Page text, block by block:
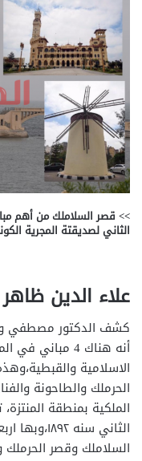
>> قصر السلاملك من أهم
الثاني لصديقتة المجرية
علاء الدين ظاهر
كشف الدكتور مصطفي
أنه هناك 4
الاسلامية
الحرملك والطاحونة
الملكية بمنطقة
الثاني سنه
السلاملك وقصر